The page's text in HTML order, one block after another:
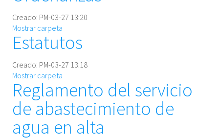
Creado: PM-03-27 13:20
Mostrar carpeta
Estatutos
Creado: PM-03-27 13:18
Mostrar carpeta
Reglamento del servicio
de abastecimiento de
agua en alta